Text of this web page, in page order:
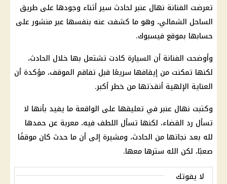
تعرضت الفنانة نهال عنبر لحادث سير أثناء وجودها على طريق
الساحل الشمالي، وهو ما كشفت عنه بنفسها عبر منشور على
حسابها بموقع فيسبوك.
وأوضحت الفنانة أن السيارة كادت تشتعل بها خلال الحادث،
لكنها تمكنت من إيقافها سريعًا قبل تفاقم الموقف، مؤكدة أن
العناية الإلهية أنقذتها من خطر أكبر.
وكتبت نهال عنبر في تعليقها على الواقعة ما يفيد بأنها لا
تسأل رد القضاء، لكنها تسأل اللطف فيه، معربة عن حمدها
لله بعد نجاتها من الحادث، ومشيرة إلى أن ما حدث كان موقفًا
صعبًا، لكن الله سترها معها.
لا يفوتك